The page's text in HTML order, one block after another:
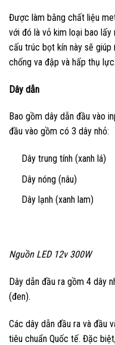
Được làm bằng chất liệu
với đó là vỏ kim loại bao lấy
cấu trúc bọt kín này sẽ giúp
chống va đập và hấp thụ lực.
Dây dẫn
Bao gồm dây dẫn đầu vào
đầu vào gồm có 3 dây nhỏ:
Dây trung tính (xanh lá)
Dây nóng (nâu)
Dây lạnh (xanh lam)
Nguồn LED 12v 300W
Dây dẫn đầu ra gồm 4 dây
(đen).
Các dây dẫn đầu ra và đầu
tiêu chuẩn Quốc tế. Đặc